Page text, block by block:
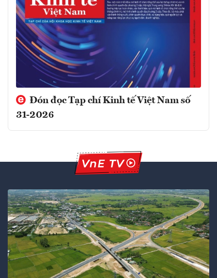
Đón đọc Tạp chí Kinh tế Việt Nam số
31-2026